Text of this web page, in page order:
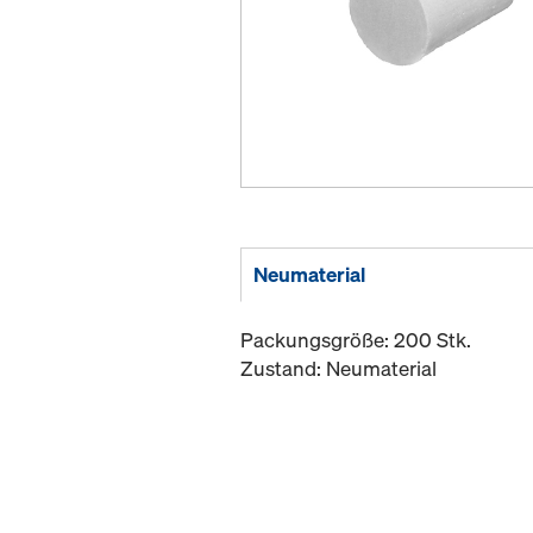
Neumaterial
Packungsgröße: 200 Stk.
Zustand: Neumaterial